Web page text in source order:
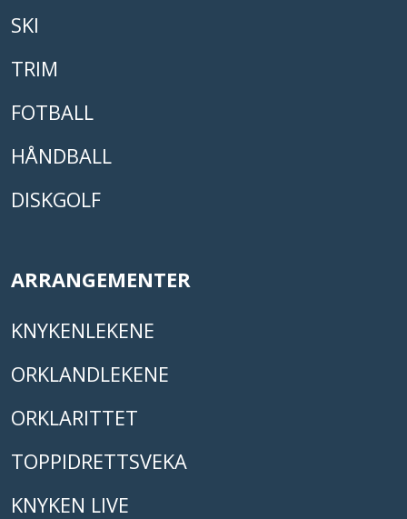
SKI
TRIM
FOTBALL
HÅNDBALL
DISKGOLF
ARRANGEMENTER
KNYKENLEKENE
ORKLANDLEKENE
ORKLARITTET
TOPPIDRETTSVEKA
KNYKEN LIVE